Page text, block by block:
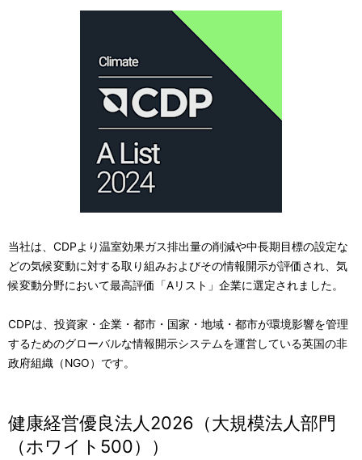
当社は、CDPより温室効果ガス排出量の削減や中長期目標の設定な
どの気候変動に対する取り組みおよびその情報開示が評価され、気
候変動分野において最高評価「Aリスト」企業に選定されました。
CDPは、投資家・企業・都市・国家・地域・都市が環境影響を管理
するためのグローバルな情報開示システムを運営している英国の非
政府組織（NGO）です。
健康経営優良法人2026（大規模法人部門
（ホワイト500））